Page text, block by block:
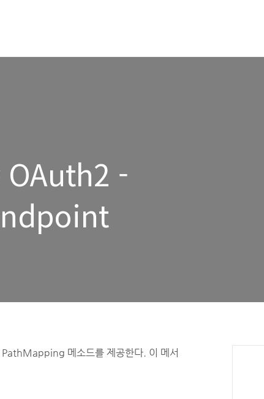
-
메소드를 제공한다. 이 메서